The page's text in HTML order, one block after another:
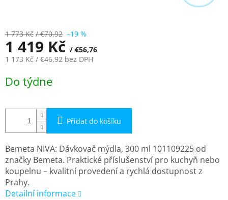
1 773 Kč / €70,92 –19 %
1 419 Kč / €56,76
1 173 Kč / €46,92 bez DPH
cena:
Do týdne
Přidat do košíku
Bemeta NIVA: Dávkovač mýdla, 300 ml 101109225 od
značky Bemeta. Praktické příslušenství pro kuchyň nebo
koupelnu – kvalitní provedení a rychlá dostupnost z
Prahy.
Detailní informace